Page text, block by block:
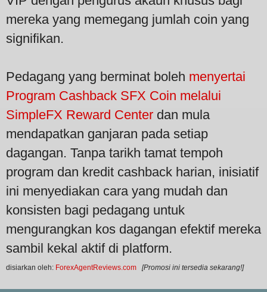
mereka yang memegang jumlah coin yang
signifikan.
Pedagang yang berminat boleh menyertai
Program Cashback SFX Coin melalui
SimpleFX Reward Center dan mula
mendapatkan ganjaran pada setiap
dagangan. Tanpa tarikh tamat tempoh
program dan kredit cashback harian, inisiatif
ini menyediakan cara yang mudah dan
konsisten bagi pedagang untuk
mengurangkan kos dagangan efektif mereka
sambil kekal aktif di platform.
disiarkan oleh: ForexAgentReviews.com [Promosi ini tersedia sekarang!]